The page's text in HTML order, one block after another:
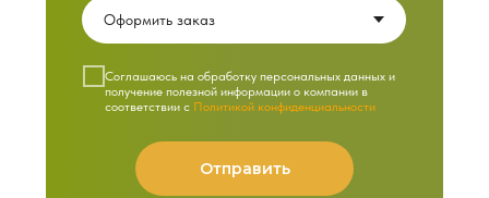
Cоглашаюсь на обработку персональных данных и
получение полезной информации о компании в
соответствии с Политикой конфиденциальности
Отправить